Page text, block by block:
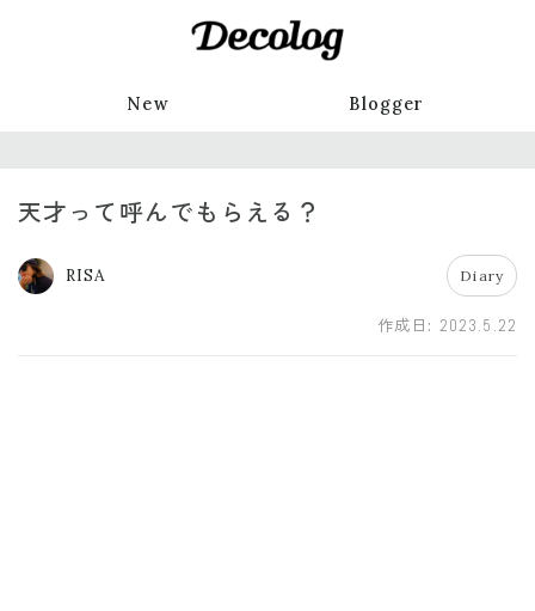
New Blogger
天才って呼んでもらえる？
RISA Diary
作成日: 2023.5.22